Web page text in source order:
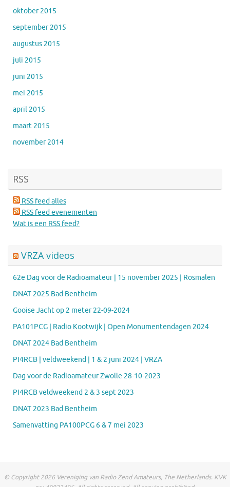
oktober 2015
september 2015
augustus 2015
juli 2015
juni 2015
mei 2015
april 2015
maart 2015
november 2014
RSS
RSS feed alles
RSS feed evenementen
Wat is een RSS feed?
VRZA videos
62e Dag voor de Radioamateur | 15 november 2025 | Rosmalen
DNAT 2025 Bad Bentheim
Gooise Jacht op 2 meter 22-09-2024
PA101PCG | Radio Kootwijk | Open Monumentendagen 2024
DNAT 2024 Bad Bentheim
PI4RCB | veldweekend | 1 & 2 juni 2024 | VRZA
Dag voor de Radioamateur Zwolle 28-10-2023
PI4RCB veldweekend 2 & 3 sept 2023
DNAT 2023 Bad Bentheim
Samenvatting PA100PCG 6 & 7 mei 2023
© Copyright 2026 Vereniging van Radio Zend Amateurs, The Netherlands. KVK